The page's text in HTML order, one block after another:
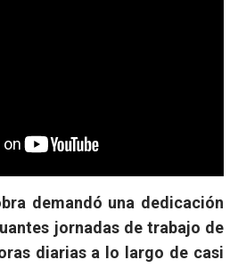
demandó una dedicación
jornadas de trabajo de
diarias a lo largo de casi